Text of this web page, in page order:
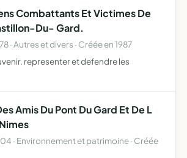
activ…Combattants Et Victimes De
Du- Gard.
· Autres et divers · Créée en 1987
representer et defendre les
Amis Du Pont Du Gard Et De L
· Environnement et patrimoine · Créée